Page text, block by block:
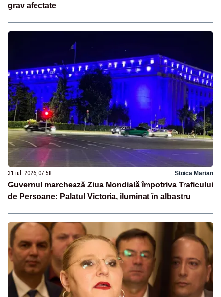
grav afectate
31 iul. 2026, 07:58 Stoica Marian
Guvernul marchează Ziua Mondială împotriva Traficului
de Persoane: Palatul Victoria, iluminat în albastru